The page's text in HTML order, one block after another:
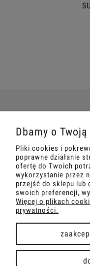
POMOC
MOJE KONTO
PŁATNOŚCI I
INFORMACJE
Dbamy o
Pliki cookies i
poprawne działanie
ofertę do Twoich
wykorzystanie przez
przejść do sklepu lub
swoich preferencji,
Więcej o plikach
prywatności.